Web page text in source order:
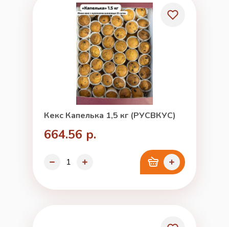
Кекс Капелька 1,5 кг (РУСВКУС)
664.56 р.